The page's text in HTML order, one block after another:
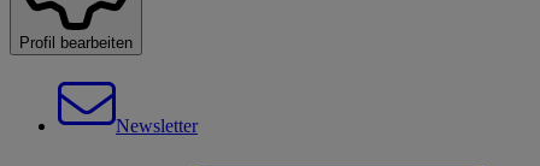
Profil bearbeiten
Newsletter